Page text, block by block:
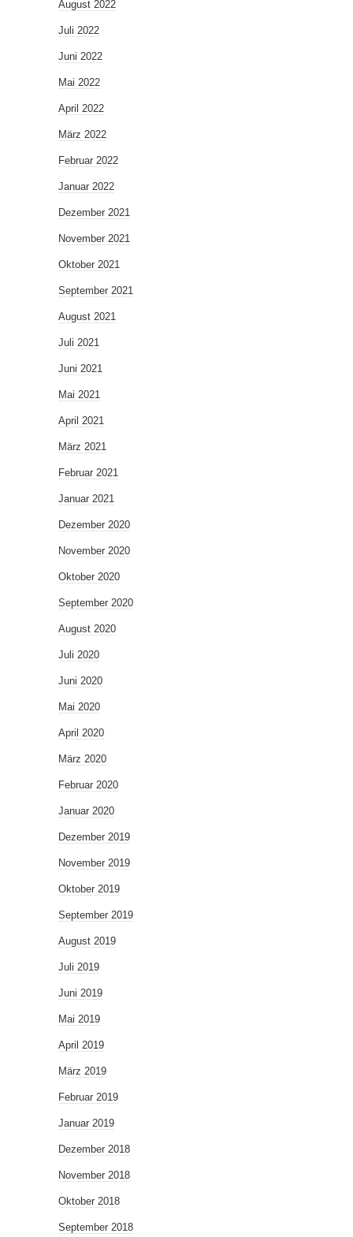
August 2022
Juli 2022
Juni 2022
Mai 2022
April 2022
März 2022
Februar 2022
Januar 2022
Dezember 2021
November 2021
Oktober 2021
September 2021
August 2021
Juli 2021
Juni 2021
Mai 2021
April 2021
März 2021
Februar 2021
Januar 2021
Dezember 2020
November 2020
Oktober 2020
September 2020
August 2020
Juli 2020
Juni 2020
Mai 2020
April 2020
März 2020
Februar 2020
Januar 2020
Dezember 2019
November 2019
Oktober 2019
September 2019
August 2019
Juli 2019
Juni 2019
Mai 2019
April 2019
März 2019
Februar 2019
Januar 2019
Dezember 2018
November 2018
Oktober 2018
September 2018